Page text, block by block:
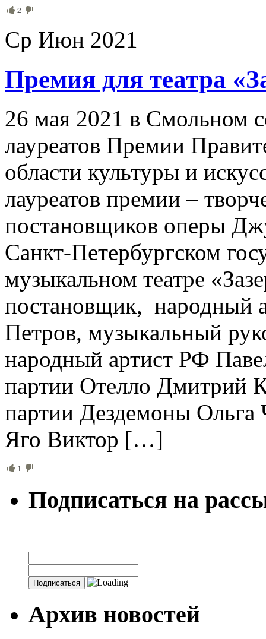
2
Ср Июн 2021
Премия для театра
26 мая 2021 в Смольном
лауреатов Премии
области культуры и
лауреатов премии –
постановщиков оперы
Санкт-Петербургском
музыкальном театре
постановщик, народный
Петров, музыкальный
народный артист РФ
партии Отелло Дмитрий
партии Дездемоны Ольга
Яго Виктор […]
1
Подписаться на
Архив новостей